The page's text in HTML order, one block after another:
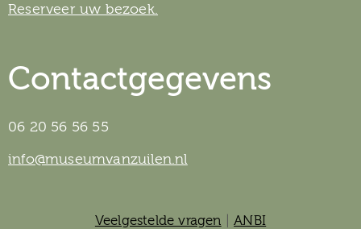
Reserveer uw bezoek.
Contactgegevens
06 20 56 56 55
info@museumvanzuilen.nl
Veelgestelde vragen |ANBI